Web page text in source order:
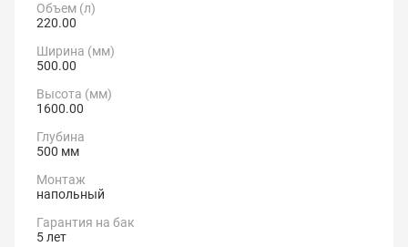
Объем (л)
220.00
Ширина (мм)
500.00
Высота (мм)
1600.00
Глубина
500 мм
Монтаж
напольный
Гарантия на бак
5 лет